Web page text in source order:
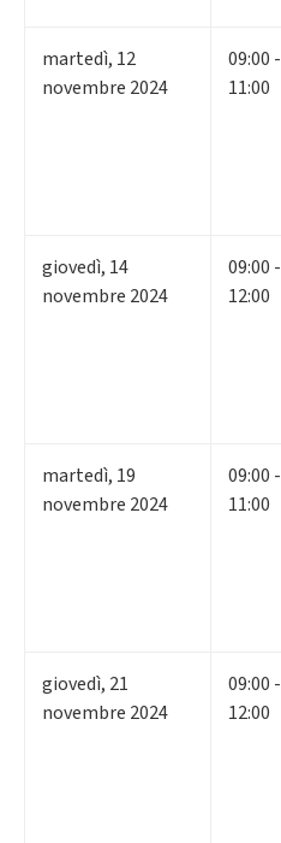
martedì, 12
novembre 2024
09:00 -
11:00
giovedì, 14
novembre 2024
09:00 -
12:00
martedì, 19
novembre 2024
09:00 -
11:00
giovedì, 21
novembre 2024
09:00 -
12:00